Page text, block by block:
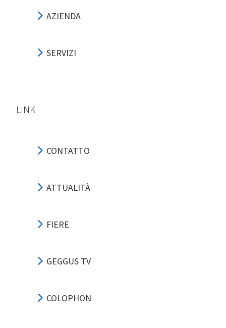
AZIENDA
SERVIZI
LINK
CONTATTO
ATTUALITÀ
FIERE
GEGGUS TV
COLOPHON